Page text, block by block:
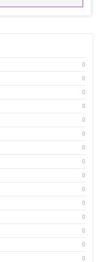
0
0
0
0
0
0
0
0
0
0
0
0
0
0
0